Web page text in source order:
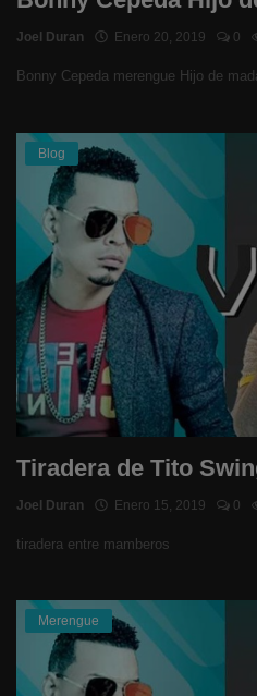
Joel Duran Enero 20, 2019 0
Bonny Cepeda merengue Hijo de
Blog
Tiradera de Tito
Joel Duran Enero 15, 2019 0
tiradera entre mamberos
Merengue